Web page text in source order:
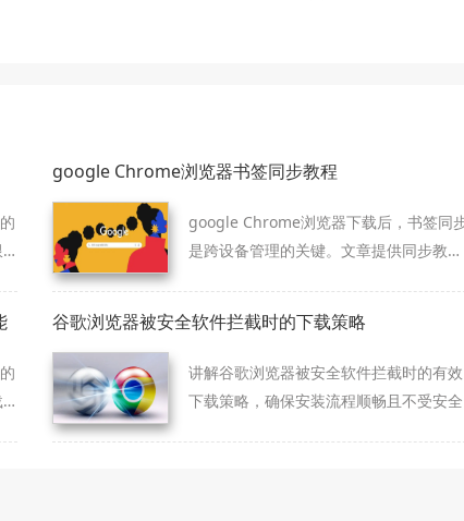
google Chrome浏览器书签同步教程
google Chrome浏览器下载后，书签同
是跨设备管理的关键。文章提供同步教
谷歌浏览器被安全软件拦截时的下载策略
讲解谷歌浏览器被安全软件拦截时的有效
下载策略，确保安装流程顺畅且不受安全